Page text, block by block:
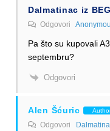
Dalmatinac iz
Odgovori
Pa što su kupovali
septembru?
Odgovori
Alen Šćuric
Odgovori